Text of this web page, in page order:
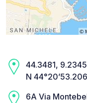
44.3481,
N
6A Via